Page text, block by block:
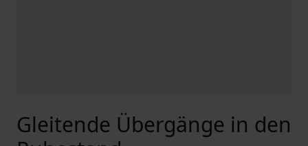
Gleitende Übergänge in den